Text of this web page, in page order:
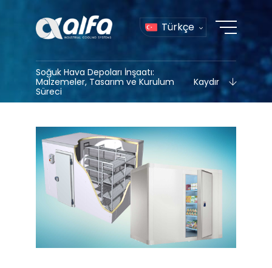
Türkçe
Soğuk Hava Depoları İnşaatı:
Malzemeler, Tasarım ve Kurulum
Süreci
Kaydır